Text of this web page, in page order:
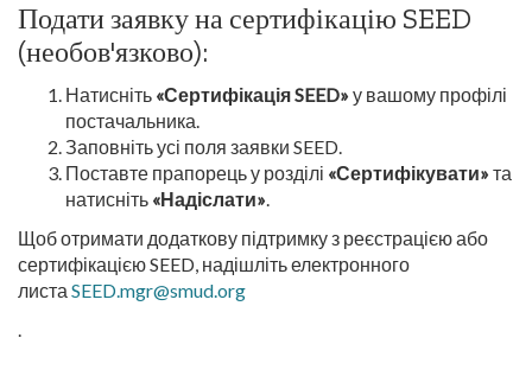
Подати заявку на сертифікацію SEED
(необов'язково):
Натисніть «Сертифікація SEED» у вашому профілі
постачальника.
Заповніть усі поля заявки SEED.
Поставте прапорець у розділі «Сертифікувати» та
натисніть «Надіслати».
Щоб отримати додаткову підтримку з реєстрацією або
сертифікацією SEED, надішліть електронного
листа SEED.mgr@smud.org
.